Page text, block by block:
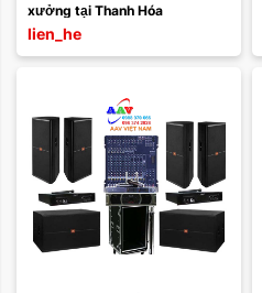
xưởng tại Thanh Hóa
lien_he